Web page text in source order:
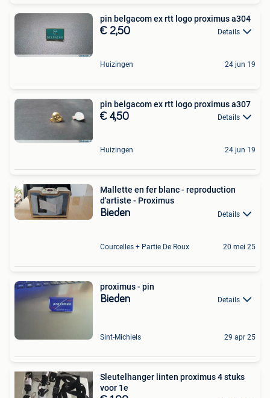
pin belgacom ex rtt logo proximus a304
€ 2,50 Details
Huizingen 24 jun 19
pin belgacom ex rtt logo proximus a307
€ 4,50 Details
Huizingen 24 jun 19
Mallette en fer blanc - reproduction
d'artiste - Proximus
Bieden Details
Courcelles + Partie De Roux 20 mei 25
proximus - pin
Bieden Details
Sint-Michiels 29 apr 25
Sleutelhanger linten proximus 4 stuks
voor 1e